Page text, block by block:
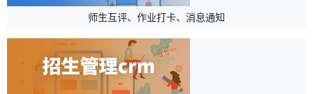
师生互评、作业打卡、消息通知